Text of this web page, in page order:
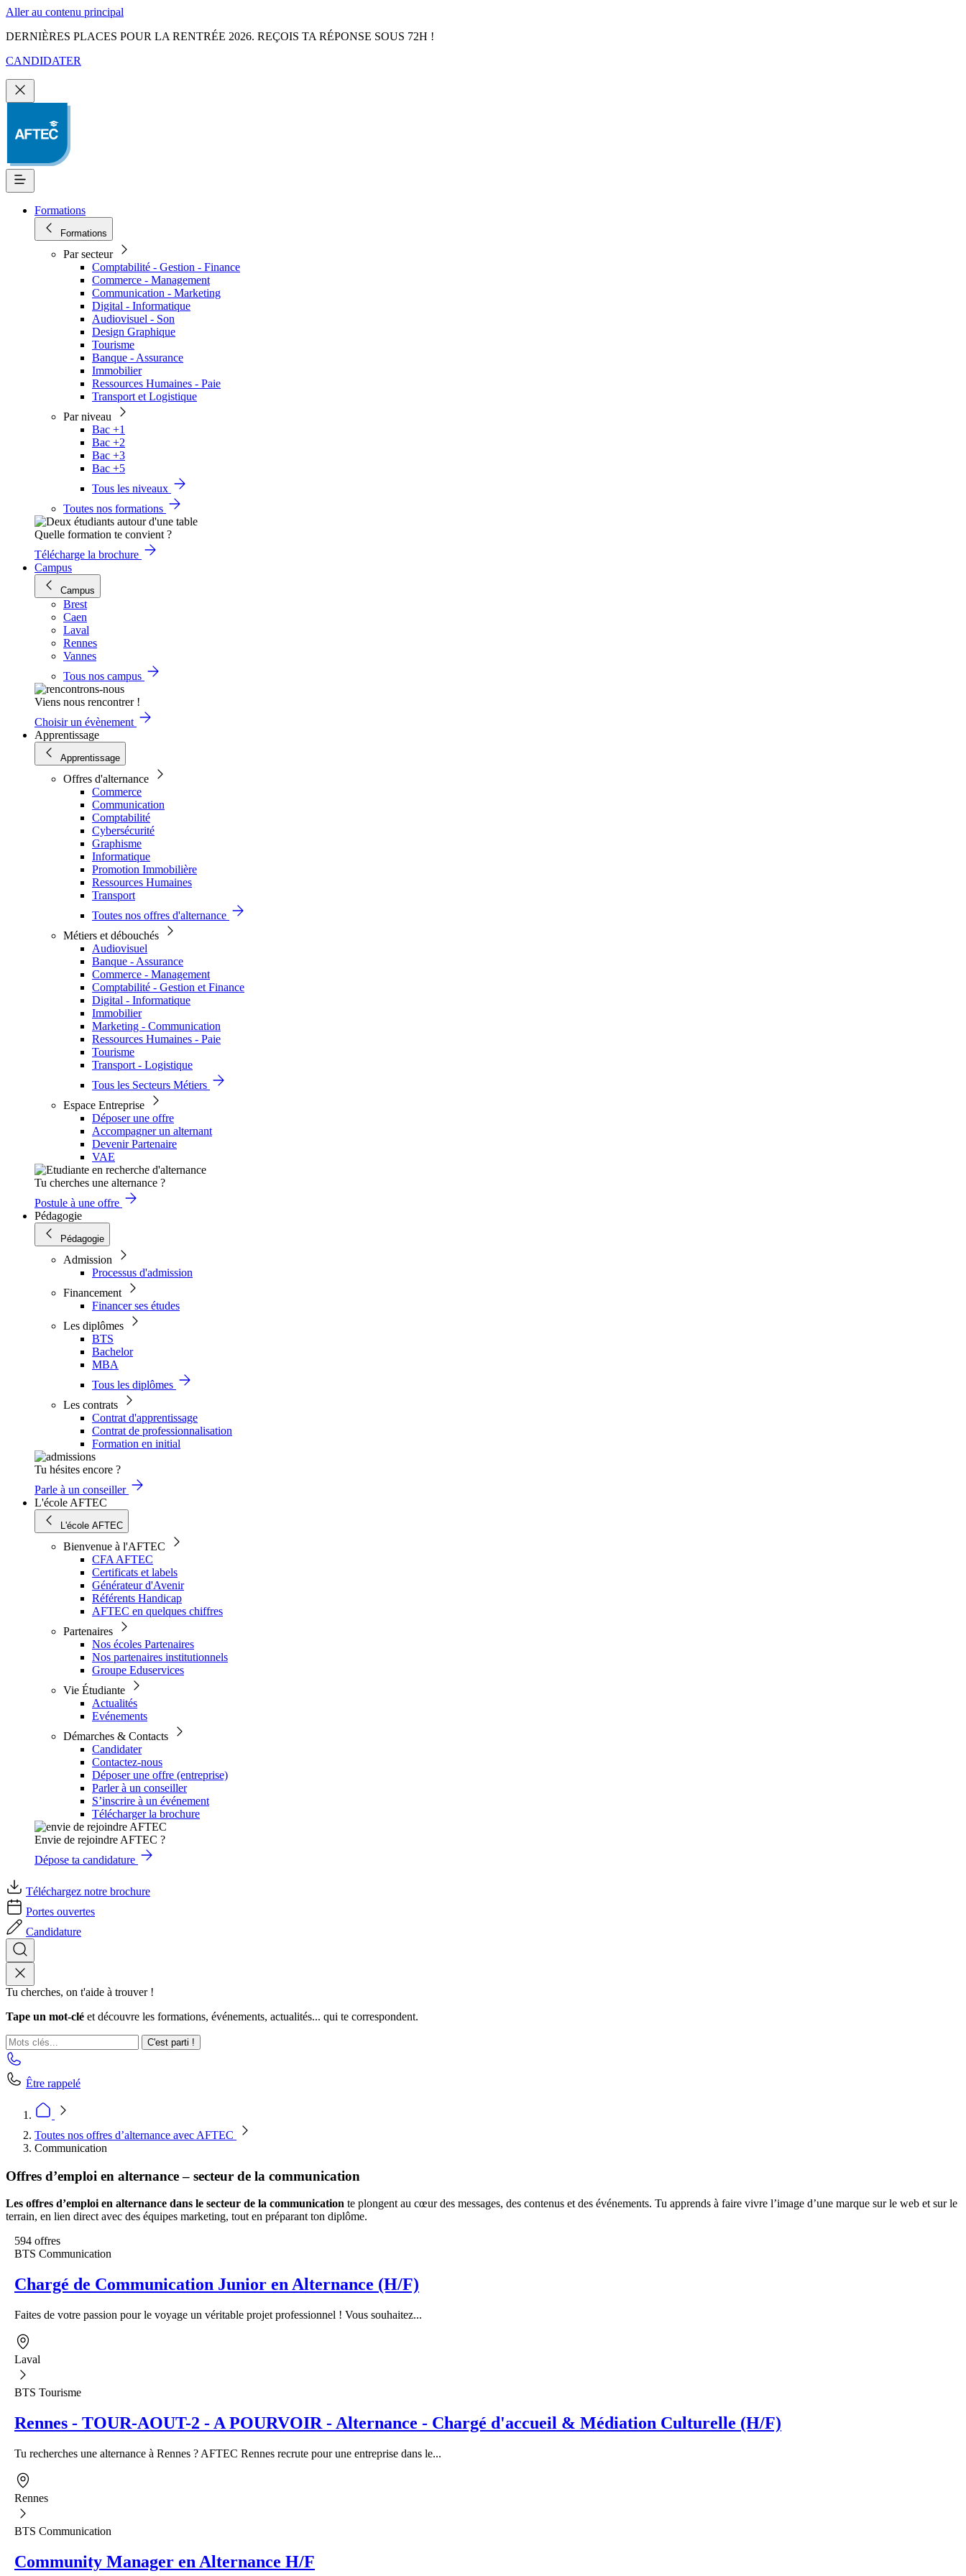
Aller au contenu principal
DERNIÈRES PLACES POUR LA RENTRÉE 2026. REÇOIS TA RÉPONSE SOUS 72H !
CANDIDATER
Formations
Formations
Par secteur
Comptabilité - Gestion - Finance
Commerce - Management
Communication - Marketing
Digital - Informatique
Audiovisuel - Son
Design Graphique
Tourisme
Banque - Assurance
Immobilier
Ressources Humaines - Paie
Transport et Logistique
Par niveau
Bac +1
Bac +2
Bac +3
Bac +5
Tous les niveaux
Toutes nos formations
Quelle formation te convient ?
Télécharge la brochure
Campus
Campus
Brest
Caen
Laval
Rennes
Vannes
Tous nos campus
Viens nous rencontrer !
Choisir un évènement
Apprentissage
Apprentissage
Offres d'alternance
Commerce
Communication
Comptabilité
Cybersécurité
Graphisme
Informatique
Promotion Immobilière
Ressources Humaines
Transport
Toutes nos offres d'alternance
Métiers et débouchés
Audiovisuel
Banque - Assurance
Commerce - Management
Comptabilité - Gestion et Finance
Digital - Informatique
Immobilier
Marketing - Communication
Ressources Humaines - Paie
Tourisme
Transport - Logistique
Tous les Secteurs Métiers
Espace Entreprise
Déposer une offre
Accompagner un alternant
Devenir Partenaire
VAE
Tu cherches une alternance ?
Postule à une offre
Pédagogie
Pédagogie
Admission
Processus d'admission
Financement
Financer ses études
Les diplômes
BTS
Bachelor
MBA
Tous les diplômes
Les contrats
Contrat d'apprentissage
Contrat de professionnalisation
Formation en initial
Tu hésites encore ?
Parle à un conseiller
L'école AFTEC
L'école AFTEC
Bienvenue à l'AFTEC
CFA AFTEC
Certificats et labels
Générateur d'Avenir
Référents Handicap
AFTEC en quelques chiffres
Partenaires
Nos écoles Partenaires
Nos partenaires institutionnels
Groupe Eduservices
Vie Étudiante
Actualités
Evénements
Démarches & Contacts
Candidater
Contactez-nous
Déposer une offre (entreprise)
Parler à un conseiller
S’inscrire à un événement
Télécharger la brochure
Envie de rejoindre AFTEC ?
Dépose ta candidature
Téléchargez notre brochure
Portes ouvertes
Candidature
Tu cherches, on t'aide à trouver !
Tape un mot-clé et découvre les formations, événements, actualités... qui te correspondent.
C'est parti !
Être rappelé
Toutes nos offres d’alternance avec AFTEC
Communication
Offres d’emploi en alternance – secteur de la communication
Les offres d’emploi en alternance dans le secteur de la communication te plongent au cœur des messages, des contenus et des événements. Tu apprends à faire vivre l’image d’une marque sur le web et sur le
terrain, en lien direct avec des équipes marketing, tout en préparant ton diplôme.
594 offres
BTS Communication
Chargé de Communication Junior en Alternance (H/F)
Faites de votre passion pour le voyage un véritable projet professionnel ! Vous souhaitez...
Laval
BTS Tourisme
Rennes - TOUR-AOUT-2 - A POURVOIR - Alternance - Chargé d'accueil & Médiation Culturelle (H/F)
Tu recherches une alternance à Rennes ? AFTEC Rennes recrute pour une entreprise dans le...
Rennes
BTS Communication
Community Manager en Alternance H/F